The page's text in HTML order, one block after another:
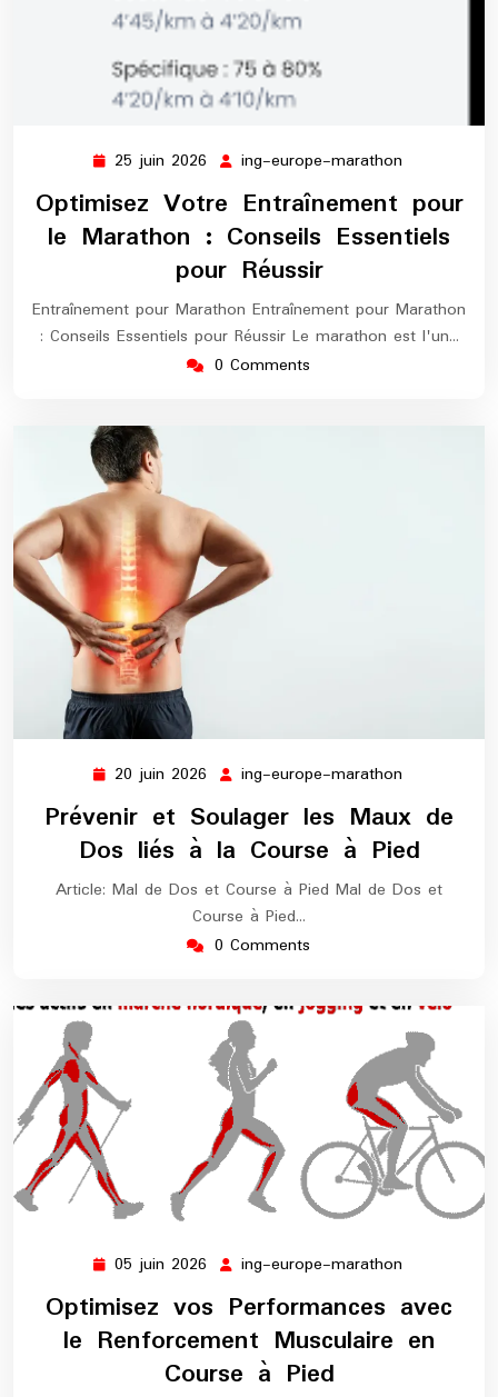
25 juin 2026 25
2026
ing-europe-marathon
marathon
Optimisez Votre Entraînement pour
le Marathon : Conseils Essentiels
pour Réussir
Entraînement pour Marathon Entraînement pour Marathon
: Conseils Essentiels pour Réussir Le marathon est l'un…
0 Comments
20 juin 2026 20
2026
ing-europe-marathon
europe-
marathon
Prévenir et Soulager les Maux de
Dos liés à la Course à Pied
Article: Mal de Dos et Course à Pied Mal de Dos et
Course à Pied…
0 Comments
05 juin 2026 05
juin
2026
ing-europe-marathon
marathon
Optimisez vos Performances avec
le Renforcement Musculaire en
Course à Pied